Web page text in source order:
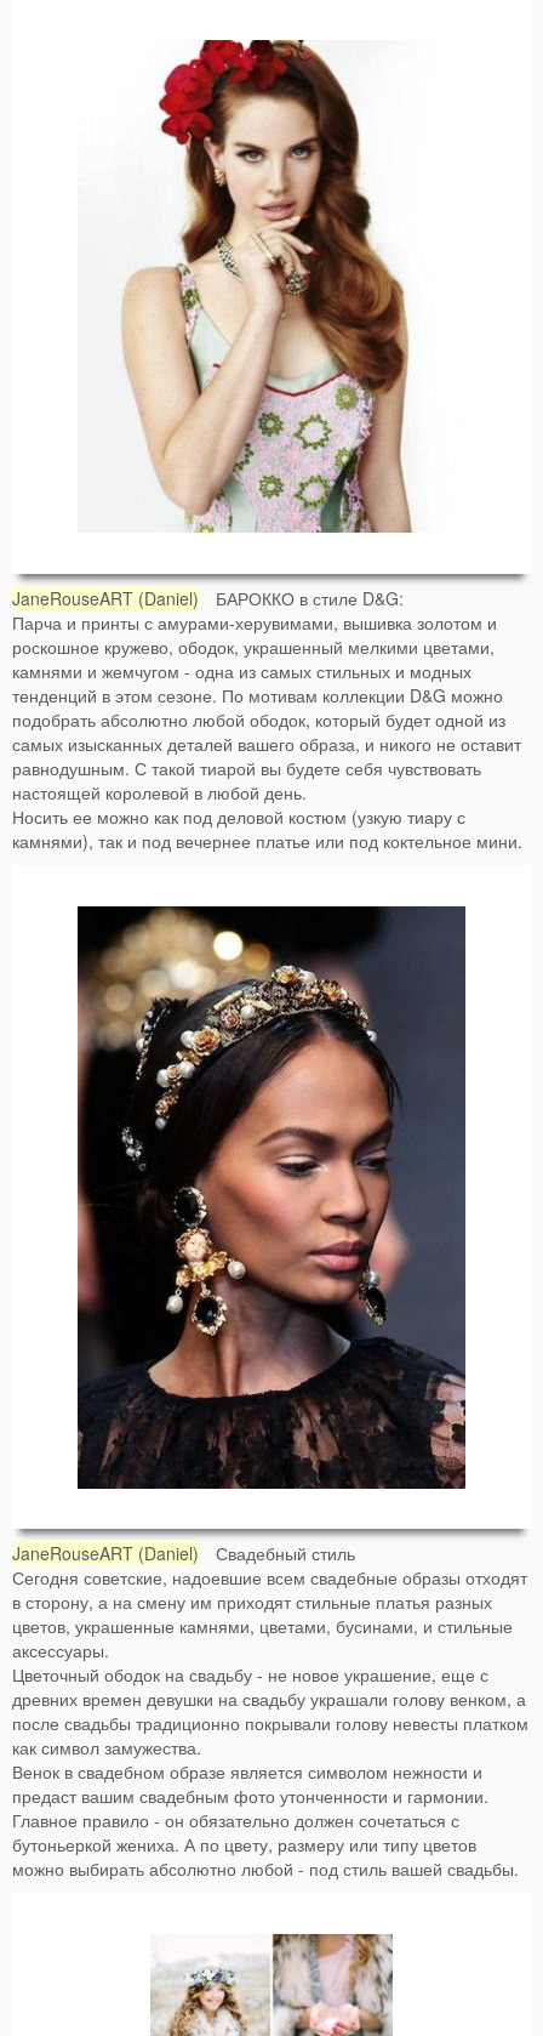
JaneRouseART (Daniel) БАРОККО в стиле D&G:
Парча и принты с амурами-херувимами, вышивка золотом и
роскошное кружево, ободок, украшенный мелкими цветами,
камнями и жемчугом - одна из самых стильных и модных
тенденций в этом сезоне. По мотивам коллекции D&G можно
подобрать абсолютно любой ободок, который будет одной из
самых изысканных деталей вашего образа, и никого не оставит
равнодушным. С такой тиарой вы будете себя чувствовать
настоящей королевой в любой день.
Носить ее можно как под деловой костюм (узкую тиару с
камнями), так и под вечернее платье или под коктельное мини.
JaneRouseART (Daniel) Свадебный стиль
Сегодня советские, надоевшие всем свадебные образы отходят
в сторону, а на смену им приходят стильные платья разных
цветов, украшенные камнями, цветами, бусинами, и стильные
аксессуары.
Цветочный ободок на свадьбу - не новое украшение, еще с
древних времен девушки на свадьбу украшали голову венком, а
после свадьбы традиционно покрывали голову невесты платком
как символ замужества.
Венок в свадебном образе является символом нежности и
предаст вашим свадебным фото утонченности и гармонии.
Главное правило - он обязательно должен сочетаться с
бутоньеркой жениха. А по цвету, размеру или типу цветов
можно выбирать абсолютно любой - под стиль вашей свадьбы.